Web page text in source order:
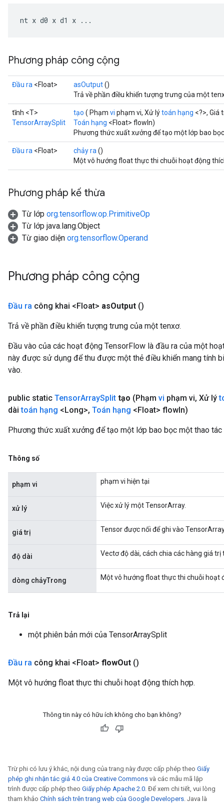
nt x d0 x d1 x ...
Phương pháp công cộng
Đầu ra <Float> asOutput()
Trả về phần điều khiển tượng trưng của một
tĩnh <T>
TensorArraySplit
tạo ( Phạm vi phạm vi, Xử lýtoán hạng <?>, Giá
Toán hạng <Float> flowIn)
Phương thức xuất xưởng để tạo một lớp bao
Đầu ra <Float> chảy ra ()
Một vô hướng float thực thi chuỗi hoạt động
Phương pháp kế thừa
Từ lớp org.tensorflow.op.PrimitiveOp
Từ lớp java.lang.Object
Từ giao diện org.tensorflow.Operand
Phương pháp công cộng
Đầu ra công khai <Float> asOutput ()
Trả về phần điều khiển tượng trưng của một tenxơ.
Đầu vào của các hoạt động TensorFlow là đầu ra của một
này được sử dụng để thu được một thẻ điều khiển mang tính
vào.
public static TensorArraySplit tạo (Phạm vi phạm vi, Xử lý
dàitoán hạng <Long>, Toán hạng <Float> flowIn)
Phương thức xuất xưởng để tạo một lớp bao bọc một thao
Thông số
phạm vi phạm vi hiện tại
xử lý Việc xử lý một TensorArray.
giá trị Tensor được nối để ghi vào
độ dài Vectơ độ dài, cách chia các hàng giá
dòng chảyTrong Một vô hướng float thực thi chuỗi hoạt
Trả lại
một phiên bản mới của TensorArraySplit
Đầu ra công khai <Float> flowOut ()
Một vô hướng float thực thi chuỗi hoạt động thích hợp.
Thông tin này có hữu ích không cho bạn không?
Trừ phi có lưu ý khác, nội dung của trang này được cấp phép theo Giấy
phép ghi nhận tác giả 4.0 của Creative Commons và các mẫu mã lập
trình được cấp phép theo Giấy phép Apache 2.0. Để xem chi tiết, vui lòng
tham khảo Chính sách trên trang web của Google Developers. Java là